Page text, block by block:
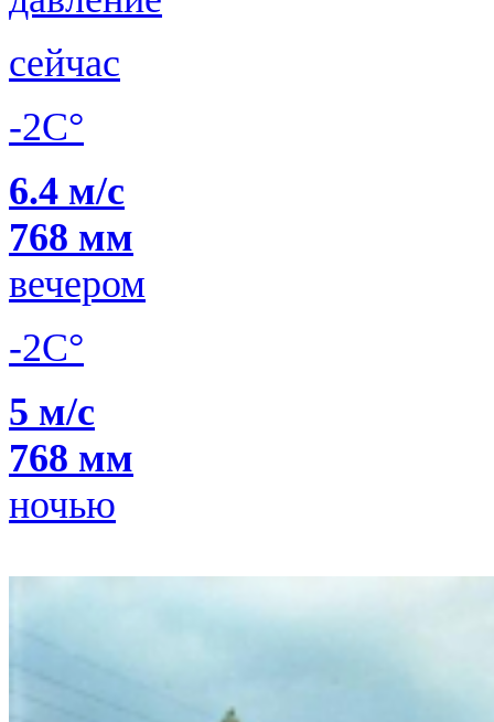
сейчас
-2C°
6.4 м/с
768 мм
вечером
-2C°
5 м/с
768 мм
ночью